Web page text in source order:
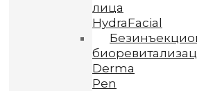
лица
HydraFacial
Derma
Pen